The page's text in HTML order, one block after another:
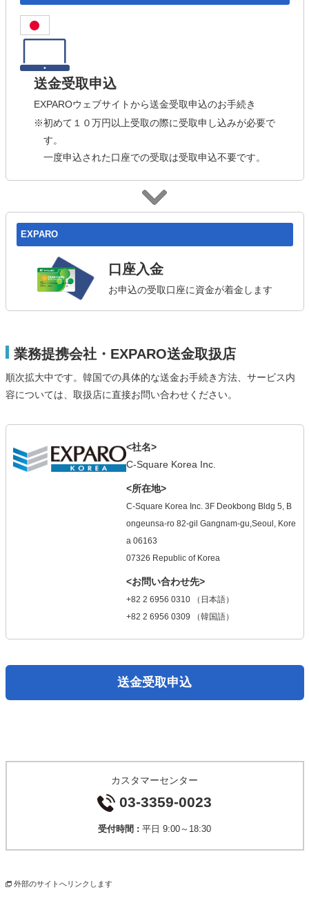
送金受取申込
EXPAROウェブサイトから送金受取申込のお手続き
※初めて１０万円以上受取の際に受取申し込みが必要で
す。
一度申込された口座での受取は受取申込不要です。
EXPARO
口座入金
お申込の受取口座に資金が着金します
業務提携会社・EXPARO送金取扱店
順次拡大中です。韓国での具体的な送金お手続き方法、サービス内
容については、取扱店に直接お問い合わせください。
<社名>
C-Square Korea Inc.
<所在地>
C-Square Korea Inc. 3F Deokbong Bldg 5, B
ongeunsa-ro 82-gil Gangnam-gu,Seoul, Kore
a 06163
07326 Republic of Korea
<お問い合わせ先>
+82 2 6956 0310 （日本語）
+82 2 6956 0309 （韓国語）
送金受取申込
カスタマーセンター
03-3359-0023
受付時間 : 平日 9:00～18:30
外部のサイトへリンクします